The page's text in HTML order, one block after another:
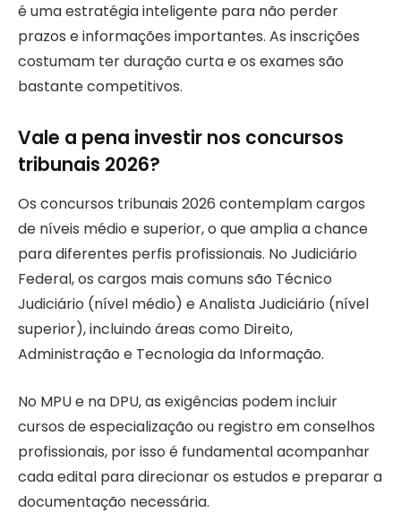
é uma estratégia inteligente para não perder
prazos e informações importantes. As inscrições
costumam ter duração curta e os exames são
bastante competitivos.
Vale a pena investir nos concursos
tribunais 2026?
Os concursos tribunais 2026 contemplam cargos
de níveis médio e superior, o que amplia a chance
para diferentes perfis profissionais. No Judiciário
Federal, os cargos mais comuns são Técnico
Judiciário (nível médio) e Analista Judiciário (nível
superior), incluindo áreas como Direito,
Administração e Tecnologia da Informação.
No MPU e na DPU, as exigências podem incluir
cursos de especialização ou registro em conselhos
profissionais, por isso é fundamental acompanhar
cada edital para direcionar os estudos e preparar a
documentação necessária.